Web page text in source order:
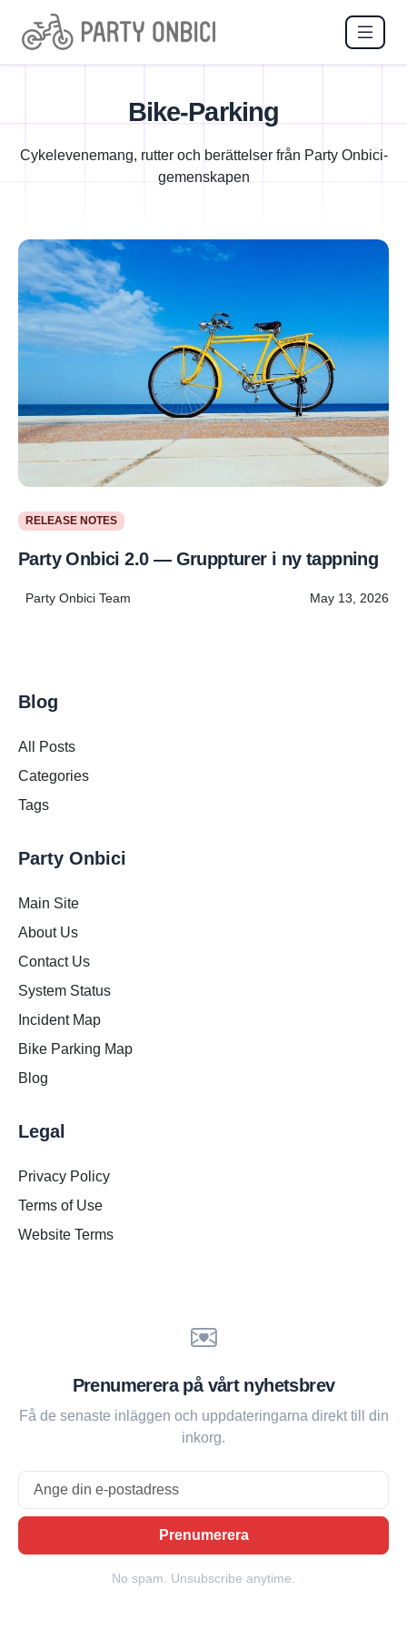
Bike-Parking
Cykelevenemang, rutter och berättelser från Party Onbici-
gemenskapen
RELEASE NOTES
Party Onbici 2.0 — Grupp­turer i ny tappning
Party Onbici Team May 13, 2026
Blog
All Posts
Categories
Tags
Party Onbici
Main Site
About Us
Contact Us
System Status
Incident Map
Bike Parking Map
Blog
Legal
Privacy Policy
Terms of Use
Website Terms
Prenumerera på vårt nyhetsbrev
Få de senaste inläggen och uppdateringarna direkt till din
inkorg.
Prenumerera
No spam. Unsubscribe anytime.